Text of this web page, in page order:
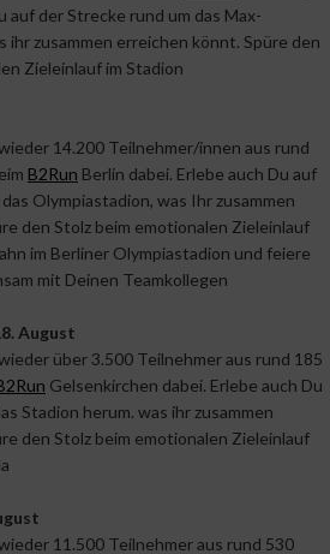
auf der Strecke rund um das Max-
ihr zusammen erreichen könnt. Spüre den
Zieleinlauf im Stadion
14.200 Teilnehmer/innen aus rund
B2Run Berlin dabei. Erlebe auch Du auf
Olympiastadion, was Ihr zusammen
den Stolz beim emotionalen Zieleinlauf
im Berliner Olympiastadion und feiere
mit Deinen Teamkollegen
August
über 3.500 Teilnehmer aus rund 185
Gelsenkirchen dabei. Erlebe auch Du
Stadion herum. was ihr zusammen
den Stolz beim emotionalen Zieleinlauf
11.500 Teilnehmer aus rund 530